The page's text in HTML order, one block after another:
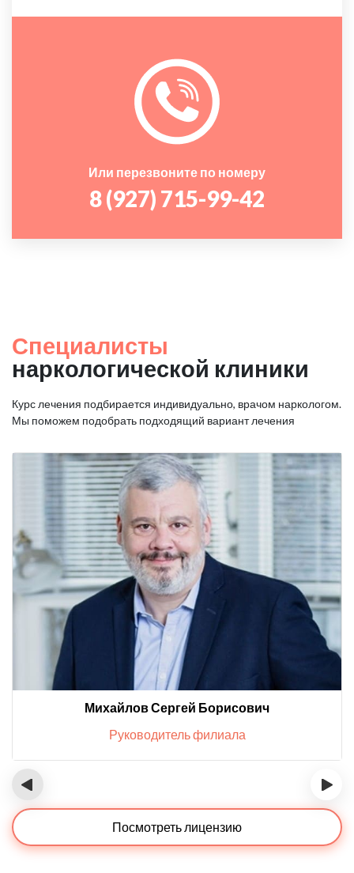
Или перезвоните по номеру
8 (927) 715-99-42
Специалисты
наркологической клиники
Курс лечения подбирается индивидуально, врачом наркологом.
Мы поможем подобрать подходящий вариант лечения
Михайлов Сергей Борисович
Руководитель филиала
‹ ›
Посмотреть лицензию